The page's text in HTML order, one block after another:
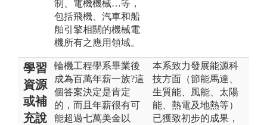
制、電機機械…等，
包括飛機、汽車和船
舶引擎相關的機械電
機所有之應用領域。
學習
資源
或補
充說
輪機工程學系畢業後
成為百萬年薪一族?這
個答案決定是肯定
的，而且年薪很有可
能超過七萬美金以
本系致力發展能源科
技方面（節能馬達、
生質能、風能、太陽
能、熱電及地熱等）
已獲致初步的成果，